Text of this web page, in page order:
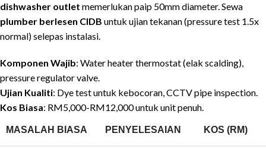
dishwasher outlet memerlukan paip 50mm diameter. Sewa
plumber berlesen CIDB untuk ujian tekanan (pressure test 1.5x
normal) selepas instalasi.
Komponen Wajib: Water heater thermostat (elak scalding),
pressure regulator valve.
Ujian Kualiti: Dye test untuk kebocoran, CCTV pipe inspection.
Kos Biasa: RM5,000-RM12,000 untuk unit penuh.
MASALAH BIASA PENYELESAIAN KOS (RM)